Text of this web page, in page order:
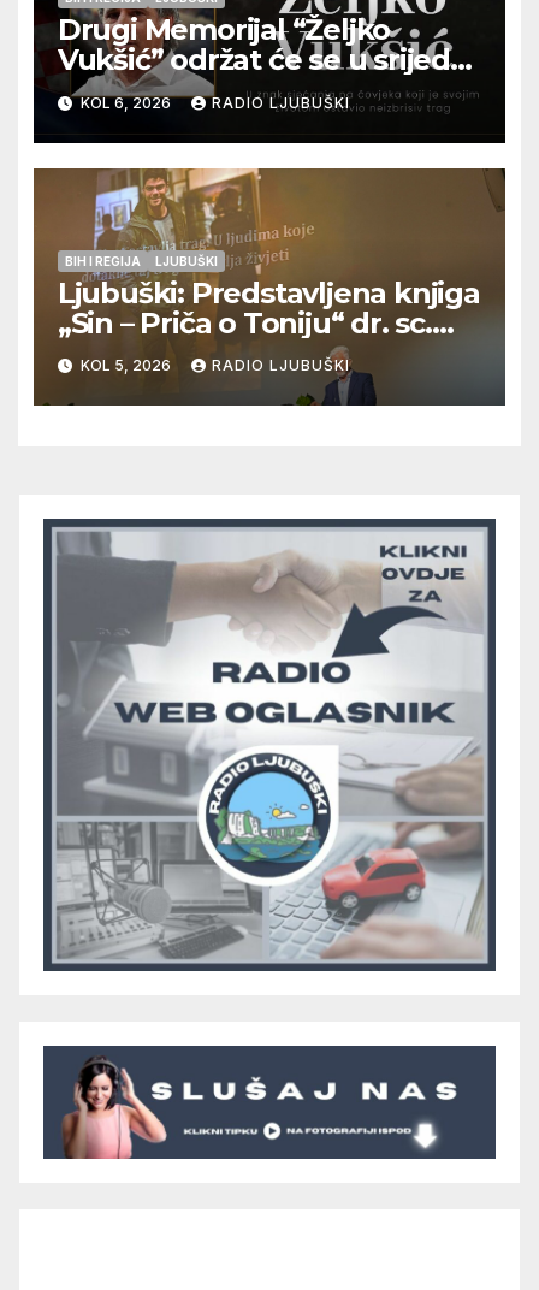
Drugi Memorijal “Željko
Vukšić” održat će se u srijedu
12. kolovoza u Otoku
KOL 6, 2026 RADIO LJUBUŠKI
BIH I REGIJA LJUBUŠKI
Ljubuški: Predstavljena knjiga
„Sin – Priča o Toniju“ dr. sc.
Zdenka Hercega
KOL 5, 2026 RADIO LJUBUŠKI